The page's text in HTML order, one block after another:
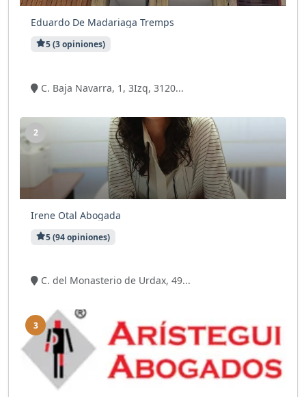
Eduardo De Madariaga Tremps
5 (3 opiniones)
C. Baja Navarra, 1, 3Izq, 3120...
2
Irene Otal Abogada
5 (94 opiniones)
C. del Monasterio de Urdax, 49...
3